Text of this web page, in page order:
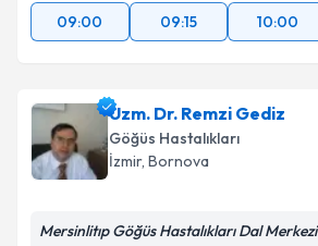
09:00
09:15 10:00
Uzm. Dr. Remzi Gediz
Göğüs Hastalıkları
İzmir, Bornova
Mersinlitıp Göğüs Hastalıkları Dal Merkezi